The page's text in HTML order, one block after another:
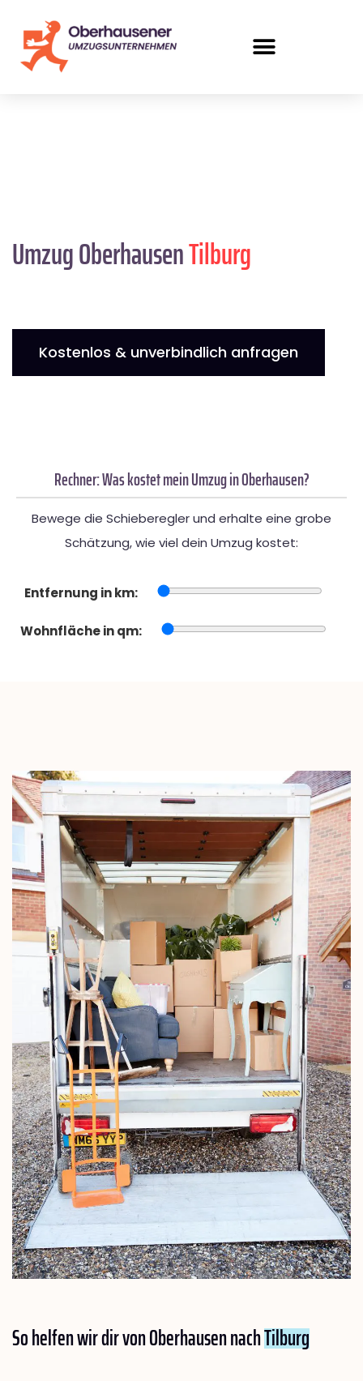
Umzug OberhausenTilburg
Kostenlos & unverbindlich anfragen
Rechner: Was kostet mein Umzug in Oberhausen?
Bewege die Schieberegler und erhalte eine grobe
Schätzung, wie viel dein Umzug kostet:
Entfernung in km:
Wohnfläche in qm:
So helfen wir dir von Oberhausen nachTilburg